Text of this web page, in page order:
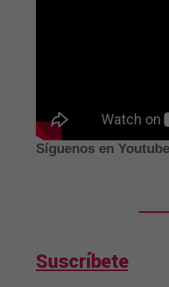
Síguenos en Youtube
Suscríbete